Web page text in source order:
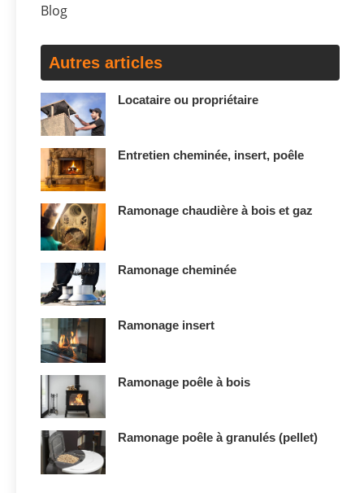
Blog
Autres articles
Locataire ou propriétaire
Entretien cheminée, insert, poêle
Ramonage chaudière à bois et gaz
Ramonage cheminée
Ramonage insert
Ramonage poêle à bois
Ramonage poêle à granulés (pellet)